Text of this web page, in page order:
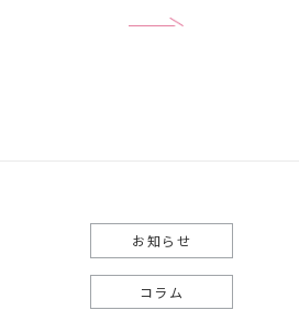
お知らせ
コラム